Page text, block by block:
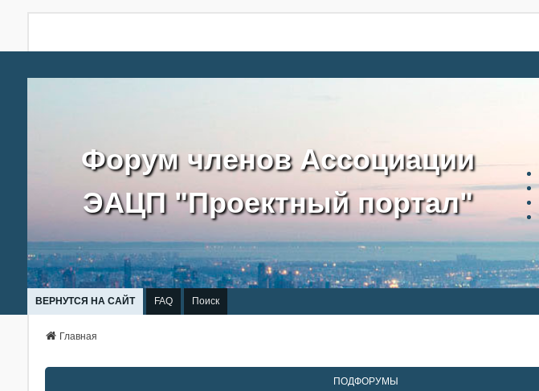
Форум членов Ассоциации
ЭАЦП "Проектный портал"
ВЕРНУТСЯ НА САЙТ FAQ Поиск
Главная
ПОДФОРУМЫ